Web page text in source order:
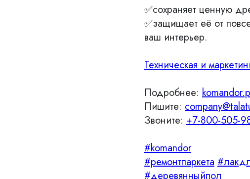
✅сохраняет ценную
✅защищает её от
ваш интерьер.
Техническая и
Подробнее:
Пишите:
Звоните: +7-800-505-
#komandor
#ремонтпаркета
#деревянныйпол